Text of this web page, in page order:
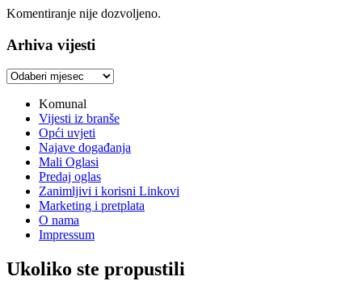
Komentiranje nije dozvoljeno.
Arhiva vijesti
Arhiva
Komunal
Vijesti iz branše
Opći uvjeti
Najave događanja
Mali Oglasi
Predaj oglas
Zanimljivi i korisni Linkovi
Marketing i pretplata
O nama
Impressum
Ukoliko ste propustili